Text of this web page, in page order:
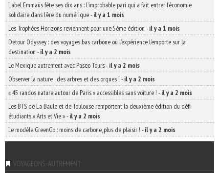
Label Emmaüs fête ses dix ans : l’improbable pari qui a fait entrer l’économie
solidaire dans l’ère du numérique-il y a 1 mois
Les Trophées Horizons reviennent pour une 5ème édition -il y a 1 mois
Detour Odyssey : des voyages bas carbone où l’expérience l’emporte sur la
destination -il y a 2 mois
Le Mexique autrement avec Paseo Tours-il y a 2 mois
Observer la nature : des arbres et des orques ! -il y a 2 mois
« 45 randos nature autour de Paris » accessibles sans voiture ! -il y a 2 mois
Les BTS de La Baule et de Toulouse remportent la deuxième édition du défi
étudiants « Arts et Vie »-il y a 2 mois
Le modèle GreenGo : moins de carbone, plus de plaisir ! -il y a 2 mois
VOYAGEONS-AUTREMENT